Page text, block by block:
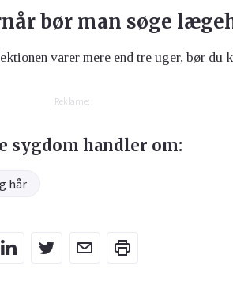
bør man søge
varer mere end tre uger, bør du
Reklame:
sygdom handler om:
hår